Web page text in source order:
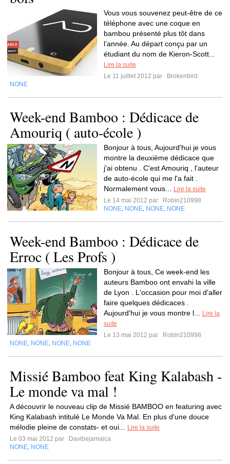
Vous vous souvenez peut-être de ce
téléphone avec une coque en
bambou présenté plus tôt dans
l’année. Au départ conçu par un
étudiant du nom de Kieron-Scott...
Lire la suite
Le 11 juillet 2012 par
Brokenbird
NONE
Week-end Bamboo : Dédicace de
Amouriq ( auto-école )
Bonjour à tous, Aujourd'hui je vous
montre la deuxième dédicace que
j'ai obtenu . C'est Amouriq , l'auteur
de auto-école qui me l'a fait .
Normalement vous...
Lire la suite
Le 14 mai 2012 par
Robin210998
NONE NONE NONE NONE
Week-end Bamboo : Dédicace de
Erroc ( Les Profs )
Bonjour à tous, Ce week-end les
auteurs Bamboo ont envahi la ville
de Lyon . L'occasion pour moi d'aller
faire quelques dédicaces .
Aujourd'hui je vous montre l...
Lire la
suite
Le 13 mai 2012 par
Robin210998
NONE NONE NONE NONE
Missié Bamboo feat King Kalabash -
Le monde va mal !
A découvrir le nouveau clip de Missié BAMBOO en featuring avec
King Kalabash intitulé Le Monde Va Mal. En plus d'une douce
mélodie pleine de constats- et oui...
Lire la suite
Le 03 mai 2012 par
Davibejamaica
NONE NONE